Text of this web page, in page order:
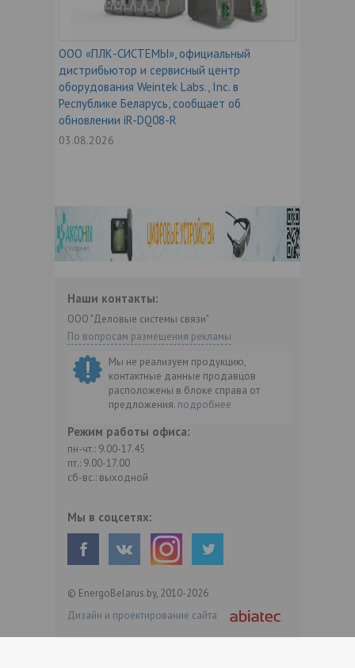
ООО «ПЛК-СИСТЕМЫ», официальный
дистрибьютор и сервисный центр
оборудования Weintek Labs., Inc. в
Республике Беларусь, сообщает об
обновлении iR-DQ08-R
03.08.2026
Наши контакты:
ООО "Деловые системы связи"
По вопросам размещения рекламы
Мы не реализуем продукцию,
контактные данные продавцов
расположены в блоке справа от
предложения. подробнее
Режим работы офиса:
пн-чт.: 9.00-17.45
пт.: 9.00-17.00
сб-вс.: выходной
Мы в соцсетях:
© EnergoBelarus.by, 2010-2026
Дизайн и проектирование сайта